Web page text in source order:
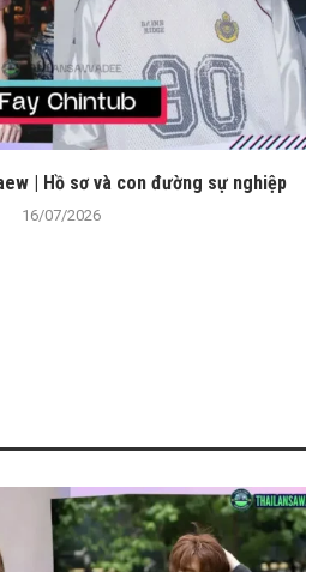
| Hồ sơ và con đường sự nghiệp
16/07/2026